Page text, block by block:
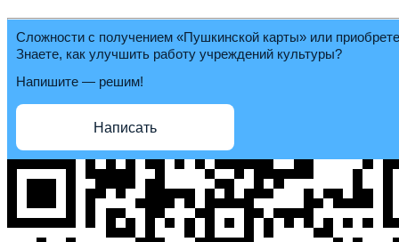
Сложности с получением «Пушкинской карты» или
Знаете, как улучшить работу учреждений культуры?
Напишите — решим!
Написать